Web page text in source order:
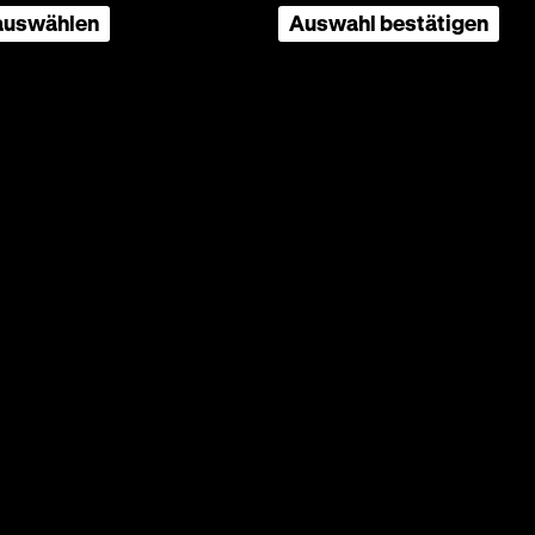
Auswahl bestätigen